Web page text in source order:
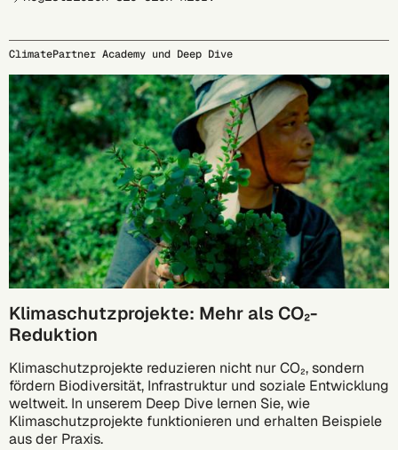
ClimatePartner Academy und Deep Dive
29.09.
Klimaschutzprojekte: Mehr als CO₂-
Reduktion
Klimaschutzprojekte reduzieren nicht nur CO₂, sondern
fördern Biodiversität, Infrastruktur und soziale Entwicklung
weltweit. In unserem Deep Dive lernen Sie, wie
Klimaschutzprojekte funktionieren und erhalten Beispiele
aus der Praxis.